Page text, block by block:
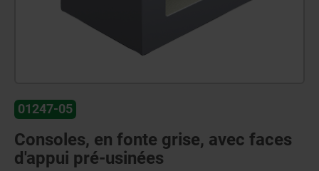
01247-05
Consoles, en fonte grise, avec faces
d'appui pré-usinées